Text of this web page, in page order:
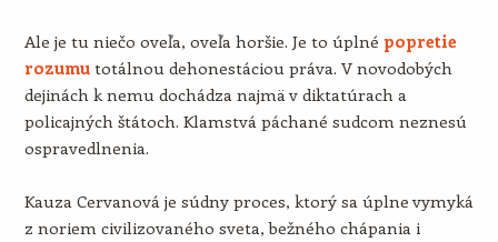
Ale je tu niečo oveľa, oveľa horšie. Je to úplné popretie
rozumutotálnou dehonestáciou práva. V novodobých
dejinách k nemu dochádza najmä v diktatúrach a
policajných štátoch. Klamstvá páchané sudcom neznesú
ospravedlnenia.
Kauza Cervanová je súdny proces, ktorý sa úplne vymyká
z noriem civilizovaného sveta, bežného chápania i